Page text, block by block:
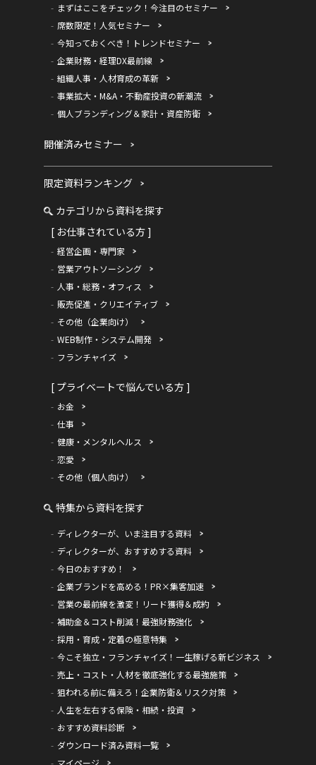
まずはここをチェック！今注目のセミナー
席数限定！人気セミナー
今知っておくべき！トレンドセミナー
企業財務・経理DX最前線
組織人事・人材育成の革新
事業拡大・M&A・不動産投資の新潮流
個人ブランディング＆家計・資産防衛
開催済みセミナー
限定資料ランキング
カテゴリから資料を探す
[ お仕事されている方 ]
経営企画・専門家
営業アウトソーシング
人事・総務・オフィス
販売促進・クリエイティブ
その他（企業向け）
WEB制作・システム開発
フランチャイズ
[ プライベートで悩んでいる方 ]
お金
仕事
健康・メンタルヘルス
恋愛
その他（個人向け）
特集から資料を探す
ディレクターが、いま注目する資料
ディレクターが、おすすめする資料
今日のおすすめ！
企業ブランドを高める！PR×集客加速
営業の最前線を激変！リード獲得＆成約
補助金＆コスト削減！最強財務強化
採用・育成・定着の極意特集
今こそ独立・フランチャイズ！一生稼げる新ビジネス
売上・コスト・人材を徹底強化する最強施策
狙われる前に備えろ！企業防衛＆リスク対策
人生を左右する保険・相続・投資
おすすめ資料診断
ダウンロード済み資料一覧